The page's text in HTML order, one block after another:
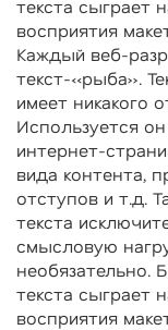
текста сыграет
восприятия
Каждый веб-
текст-«рыба».
имеет никакого
Используется
интернет-
вида контента,
отступов и т.д.
текста
смысловую
необязательно.
текста сыграет
восприятия